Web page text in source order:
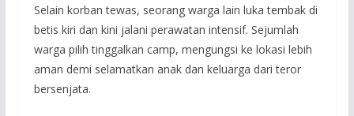
Selain korban tewas, seorang warga lain luka tembak di
betis kiri dan kini jalani perawatan intensif. Sejumlah
warga pilih tinggalkan camp, mengungsi ke lokasi lebih
aman demi selamatkan anak dan keluarga dari teror
bersenjata.